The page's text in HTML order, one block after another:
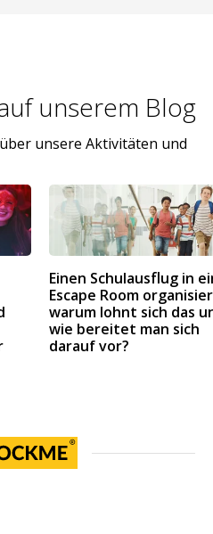
unserem Blog
unsere Aktivitäten und
Einen Schulausflug in
Escape Room
warum lohnt sich das
wie bereitet man sich
darauf vor?